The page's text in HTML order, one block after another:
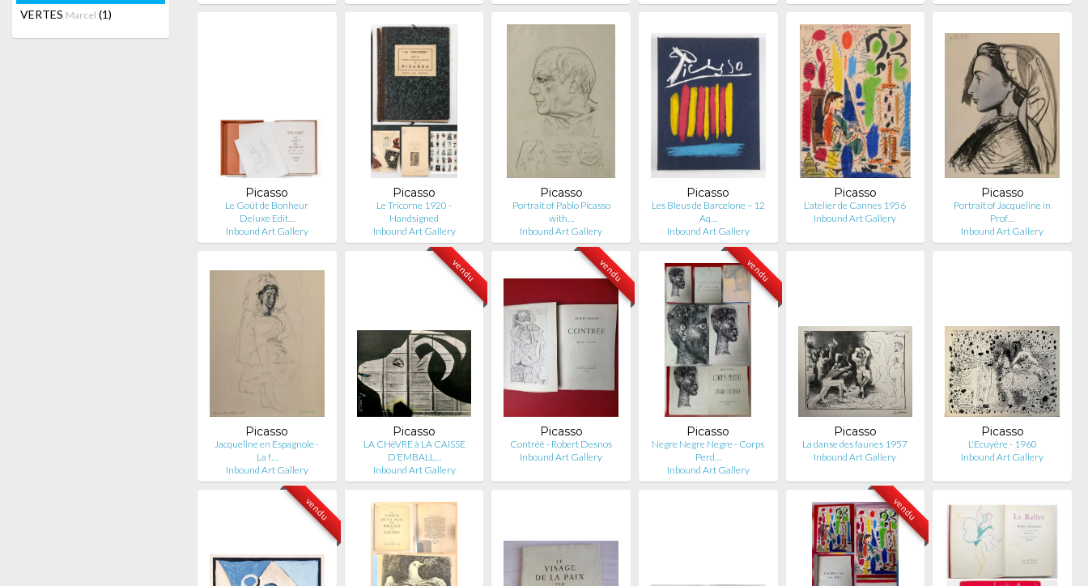
VERTES Marcel (1)
Picasso
Le Goût de Bonheur
Deluxe Edit…
Inbound Art Gallery
Picasso
Le Tricorne 1920 -
Handsigned
Inbound Art Gallery
Picasso
Portrait of Pablo Picasso
with…
Inbound Art Gallery
Picasso
Les Bleus de Barcelone – 12
Aq…
Inbound Art Gallery
Picasso
L'atelier de Cannes 1956
Inbound Art Gallery
Picasso
Portrait of Jacqueline in
Prof…
Inbound Art Gallery
Picasso
Jacqueline en Espagnole -
La f…
Inbound Art Gallery
vendu
Picasso
LA CHèVRE à LA CAISSE
D’EMBALL…
Inbound Art Gallery
vendu
Picasso
Contrèè - Robert Desnos
Inbound Art Gallery
vendu
Picasso
Negre Negre Negre - Corps
Perd…
Inbound Art Gallery
Picasso
La danse des faunes 1957
Inbound Art Gallery
Picasso
L'Ecuyère - 1960
Inbound Art Gallery
vendu vendu